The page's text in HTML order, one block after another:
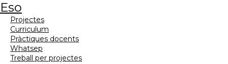
eso
projectes
curriculum
pràctiques docents
whatsep
treball per projectes